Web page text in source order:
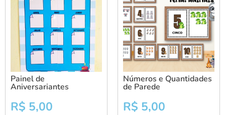
Painel de
Aniversariantes
R$ 5,00
Números e Quantidades
de Parede
R$ 5,00